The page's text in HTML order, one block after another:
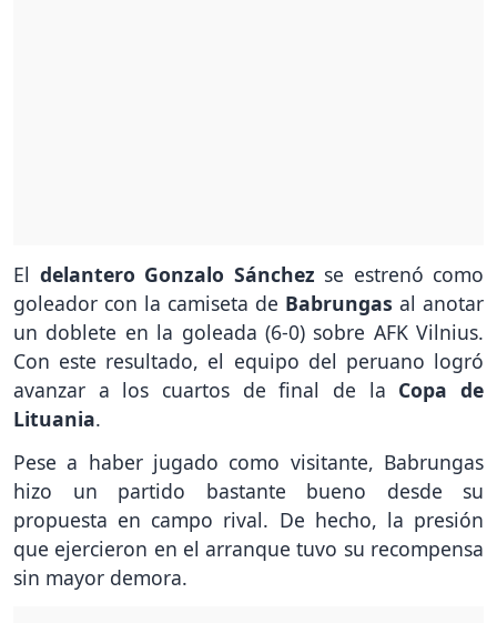
El delantero Gonzalo Sánchez se estrenó como
goleador con la camiseta de Babrungas al anotar
un doblete en la goleada (6-0) sobre AFK Vilnius.
Con este resultado, el equipo del peruano logró
avanzar a los cuartos de final de la Copa de
Lituania.
Pese a haber jugado como visitante, Babrungas
hizo un partido bastante bueno desde su
propuesta en campo rival. De hecho, la presión
que ejercieron en el arranque tuvo su recompensa
sin mayor demora.